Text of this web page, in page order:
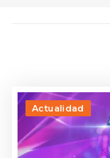
Actualidad